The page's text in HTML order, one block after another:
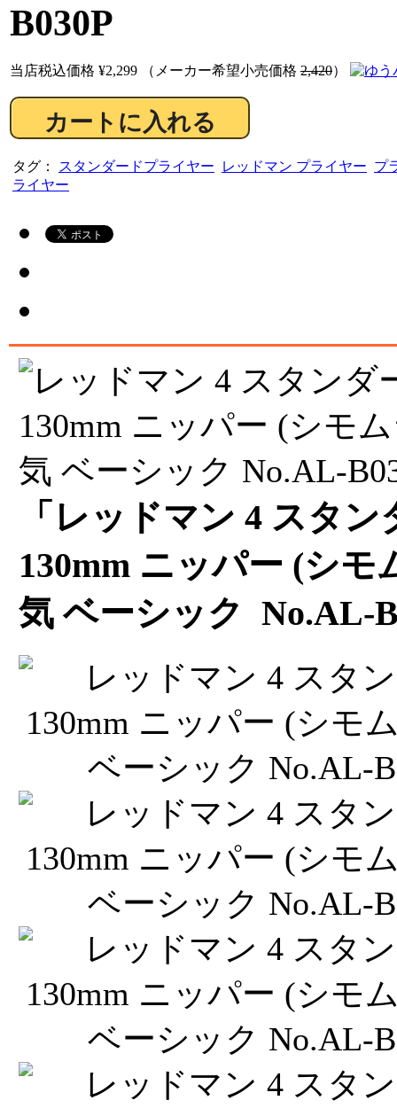
B030P
当店税込価格 ¥2,299 （メーカー希望小売価格 2,420）
タグ： スタンダードプライヤー レッドマン プライヤー プ
ライヤー
「レッドマン 4 スタ
130mm ニッパー (シ
気 ベーシック No.AL-